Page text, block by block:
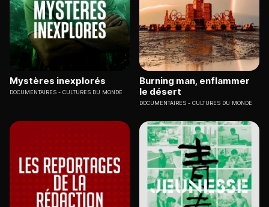
Mystères inexplorés
DOCUMENTAIRES CULTURES DU MONDE
Burning man, enflammer
le désert
DOCUMENTAIRES CULTURES DU MONDE